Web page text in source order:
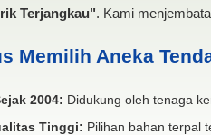
Terjangkau". Kami
Memilih Aneka
2004: Didukung oleh tenaga
Tinggi: Pilihan bahan terpal